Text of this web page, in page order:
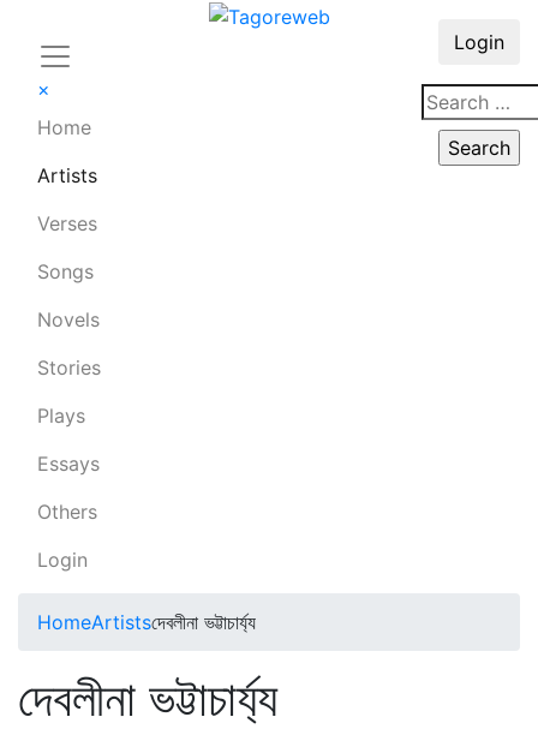
×
Home
Artists
Verses
Songs
Novels
Stories
Plays
Essays
Others
Login
Login
HomeArtistsদেবলীনা ভট্টাচার্য্য
দেবলীনা ভট্টাচার্য্য